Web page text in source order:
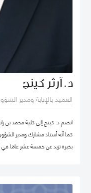
د. آرثر كينج
العميد بالإنابة ومدير
انضم د. كينج إلى كلية محمد بن
كما أنه أستاذ مشارك ومدير
بخبرة تزيد عن خمسة عشر عامًا في
في مناصب إدارية مختلفة بما في